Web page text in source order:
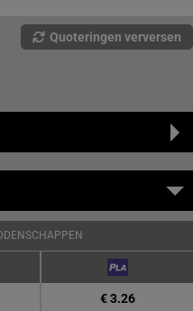
Quoteringen verversen
€ 3.26